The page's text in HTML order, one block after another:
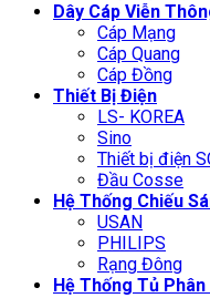
Dây Cáp Viễn
Cáp Mạng
Cáp Quang
Cáp Đồng
Thiết Bị Điện
LS- KOREA
Sino
Thiết bị điện
Đầu Cosse
Hệ Thống Chiếu
USAN
PHILIPS
Rạng Đông
Hệ Thống Tủ